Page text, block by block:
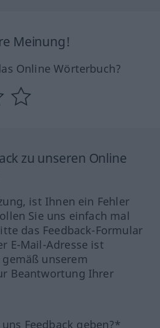
Meinung!
Online Wörterbuch?
zu unseren Online
ist Ihnen ein Fehler
Sie uns einfach mal
das Feedback-Formular
E-Mail-Adresse ist
unserem
Beantwortung Ihrer
Feedback geben?*